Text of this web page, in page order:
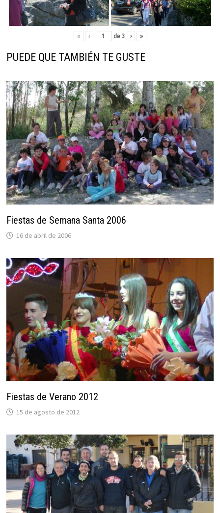
« ‹ de 3 › »
PUEDE QUE TAMBIÉN TE GUSTE
Fiestas de Semana Santa 2006
16 de abril de 2006
Fiestas de Verano 2012
15 de agosto de 2012